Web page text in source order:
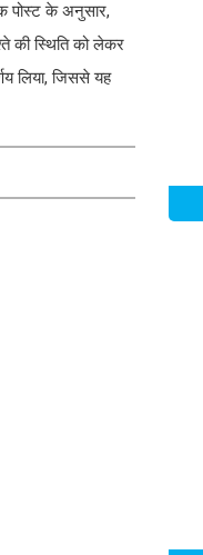
पोस्ट के अनुसार,
की स्थिति को लेकर
लिया, जिससे यह